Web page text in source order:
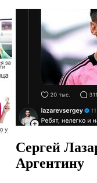
Сергей
Аргентину